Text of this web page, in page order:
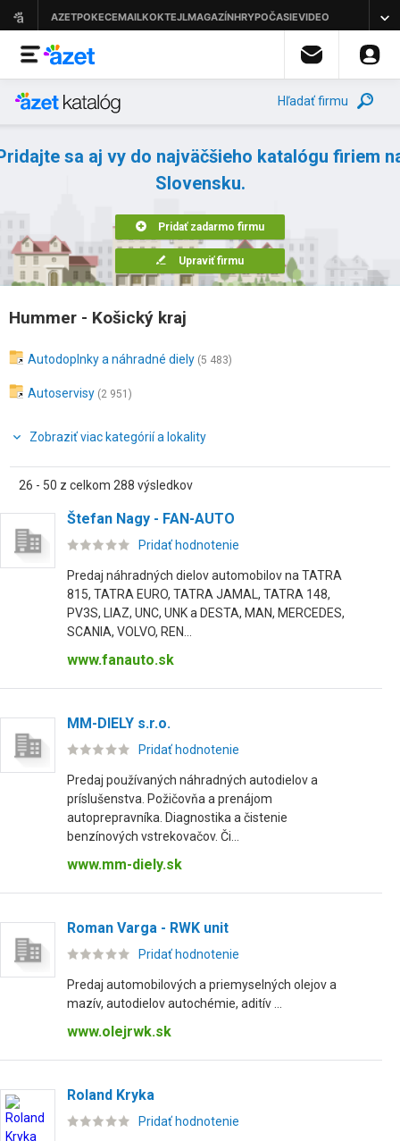
Hľadať firmu
sa aj vy do najväčšieho katalógu firiem
Slovensku.
Pridať zadarmo firmu
Upraviť firmu
Hummer - Košický kraj
Autodoplnky a náhradné diely (5 483)
Autoservisy (2 951)
Zobraziť viac kategórií a lokality
26 - 50 z celkom 288 výsledkov
Štefan Nagy - FAN-AUTO
Pridať hodnotenie
Predaj náhradných dielov automobilov na TATRA
815, TATRA EURO, TATRA JAMAL, TATRA 148,
PV3S, LIAZ, UNC, UNK a DESTA, MAN, MERCEDES,
SCANIA, VOLVO, REN...
www.fanauto.sk
MM-DIELY s.r.o.
Pridať hodnotenie
Predaj používaných náhradných autodielov a
príslušenstva. Požičovňa a prenájom
autoprepravníka. Diagnostika a čistenie
benzínových vstrekovačov. Či...
www.mm-diely.sk
Roman Varga - RWK unit
Pridať hodnotenie
Predaj automobilových a priemyselných olejov a
mazív, autodielov autochémie, aditív ...
www.olejrwk.sk
Roland Kryka
Pridať hodnotenie